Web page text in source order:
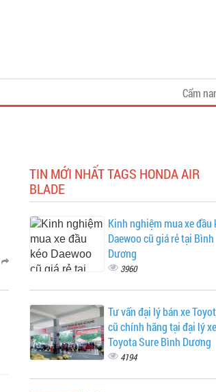
Cẩm
TIN MỚI NHẤT TAGS HONDA AIR
BLADE
Kinh nghiệm mua xe đầu
Daewoo cũ giá rẻ tại Bình
Dương
3960
Tư vấn đại lý bán xe
cũ chính hãng tại đại lý xe
Toyota Sure Bình Dương
4194